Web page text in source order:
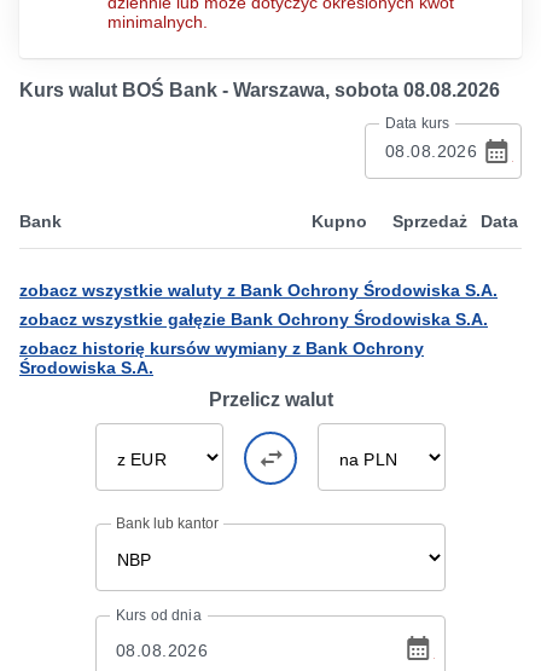
minimalnych.
Kurs walut BOŚ Bank - Warszawa, sobota 08.08.2026
Data kurs
Bank Kupno Sprzedaż Data
zobacz wszystkie waluty z Bank Ochrony Środowiska S.A.
zobacz wszystkie gałęzie Bank Ochrony Środowiska S.A.
zobacz historię kursów wymiany z Bank Ochrony
Środowiska S.A.
Przelicz walut
Bank lub kantor
Kurs od dnia